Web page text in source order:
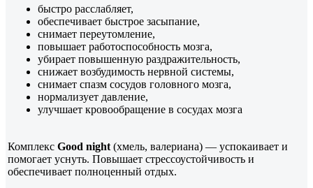
быстро расслабляет,
обеспечивает быстрое засыпание,
снимает переутомление,
повышает работоспособность мозга,
убирает повышенную раздражительность,
снижает возбудимость нервной системы,
снимает спазм сосудов головного мозга,
нормализует давление,
улучшает кровообращение в сосудах мозга
Комплекс Good night (хмель, валериана) — успокаивает и
помогает уснуть. Повышает стрессоустойчивость и
обеспечивает полноценный отдых.